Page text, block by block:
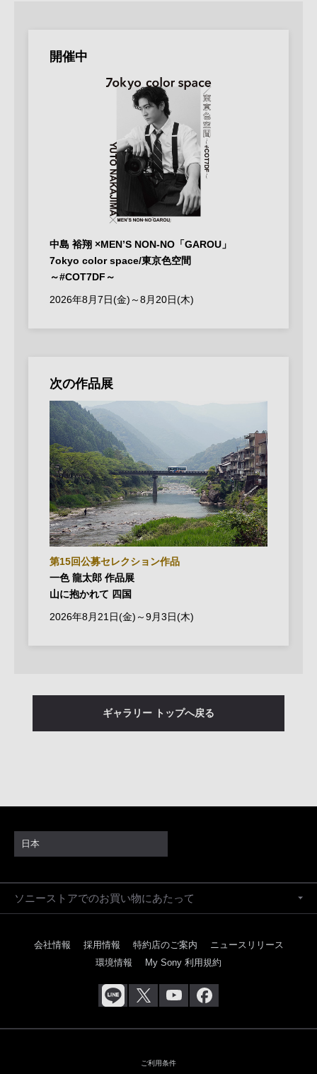
開催中
中島 裕翔 ×MEN’S NON-NO「GAROU」
7okyo color space/東京色空間
～#COT7DF～
2026年8月7日(金)～8月20日(木)
次の作品展
第15回公募セレクション作品
一色 龍太郎 作品展
山に抱かれて 四国
2026年8月21日(金)～9月3日(木)
ギャラリー トップへ戻る
日本
ソニーストアでのお買い物にあたって
会社情報 採用情報 特約店のご案内
ニュースリリース
環境情報
My Sony 利用規約
ご利用条件